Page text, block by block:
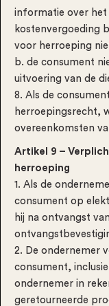
informatie over
kostenvergoeding
voor herroeping
b. de consument
uitvoering van de
8. Als de
herroepingsrecht,
overeenkomsten
Artikel 9 –
herroeping
1. Als de
consument op
hij na ontvangst
2. De ondernemer
consument,
ondernemer in
geretourneerde